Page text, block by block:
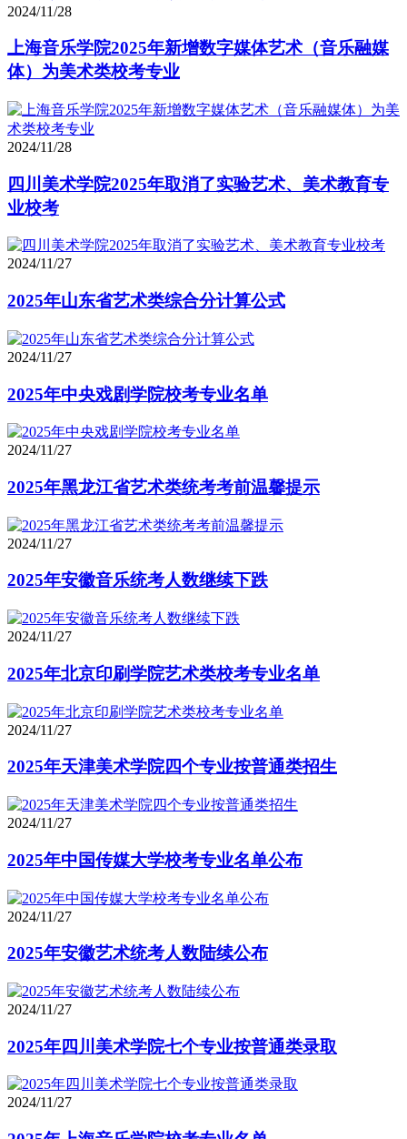
2024/11/28
上海音乐学院2025年新增数字媒体艺术（音乐融媒
体）为美术类校考专业
2024/11/28
四川美术学院2025年取消了实验艺术、美术教育专
业校考
2024/11/27
2025年山东省艺术类综合分计算公式
2024/11/27
2025年中央戏剧学院校考专业名单
2024/11/27
2025年黑龙江省艺术类统考考前温馨提示
2024/11/27
2025年安徽音乐统考人数继续下跌
2024/11/27
2025年北京印刷学院艺术类校考专业名单
2024/11/27
2025年天津美术学院四个专业按普通类招生
2024/11/27
2025年中国传媒大学校考专业名单公布
2024/11/27
2025年安徽艺术统考人数陆续公布
2024/11/27
2025年四川美术学院七个专业按普通类录取
2024/11/27